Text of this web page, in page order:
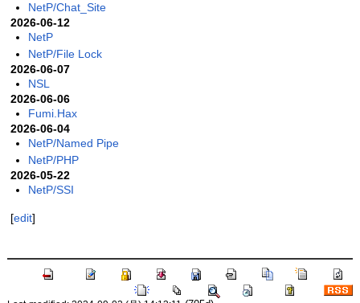
NetP/Chat_Site
2026-06-12
NetP
NetP/File Lock
2026-06-07
NSL
2026-06-06
Fumi.Hax
2026-06-04
NetP/Named Pipe
NetP/PHP
2026-05-22
NetP/SSI
[edit]